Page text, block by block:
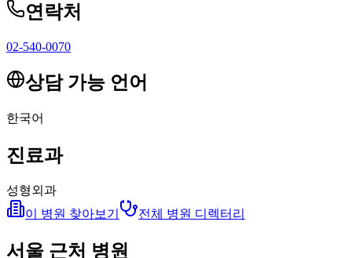
연락처
02-540-0070
상담 가능 언어
한국어
진료과
성형외과
이 병원 찾아보기
전체 병원 디렉터리
서울 근처 병원